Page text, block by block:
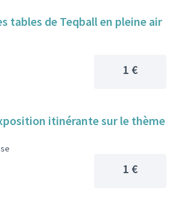
tables de Teqball en pleine air
1 €
itinérante sur le thème
1 €